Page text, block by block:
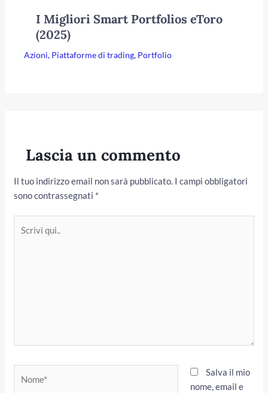
I Migliori Smart Portfolios eToro
(2025)
Azioni, Piattaforme di trading, Portfolio
Lascia un commento
Il tuo indirizzo email non sarà pubblicato. I campi obbligatori
sono contrassegnati *
qui..
Salva il mio
nome, email e